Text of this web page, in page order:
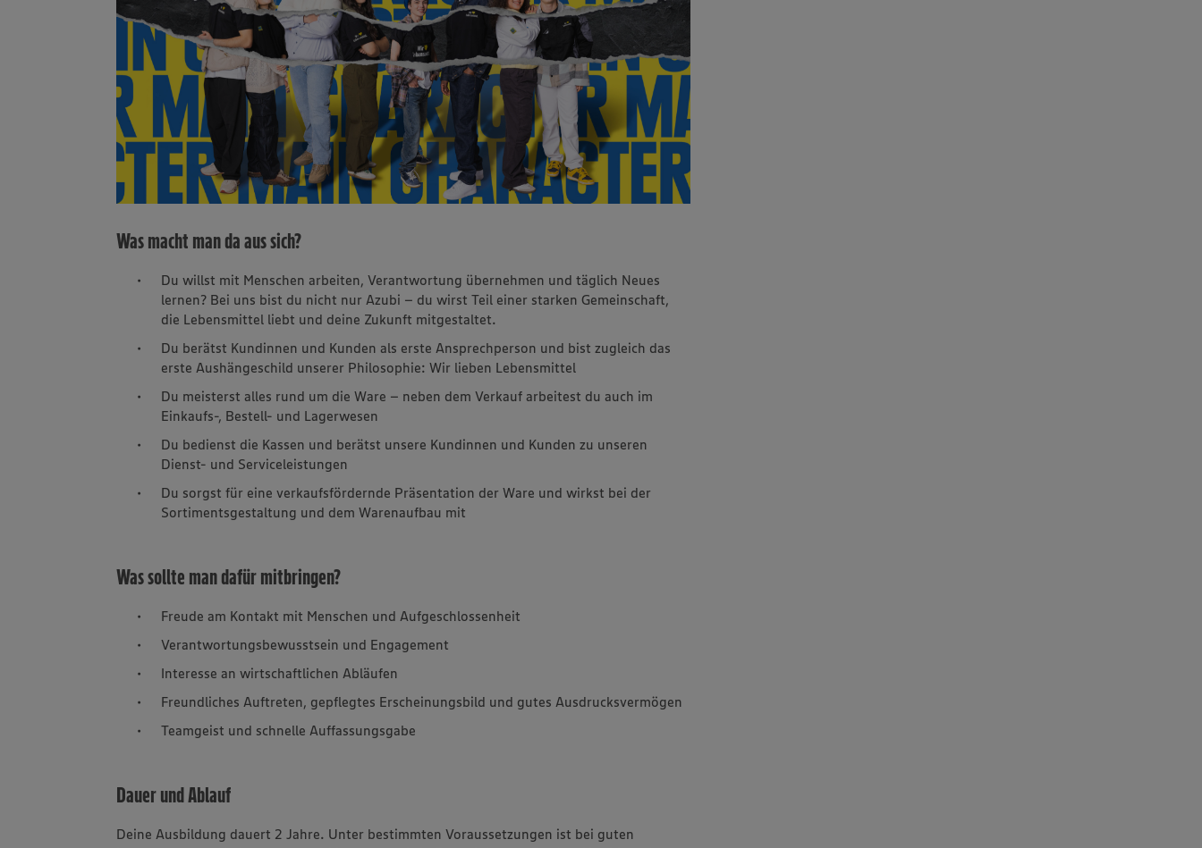
Was macht man da aus sich?
Du willst mit Menschen arbeiten, Verantwortung übernehmen und täglich Neues
lernen? Bei uns bist du nicht nur Azubi – du wirst Teil einer starken Gemeinschaft,
die Lebensmittel liebt und deine Zukunft mitgestaltet.
Du berätst Kundinnen und Kunden als erste Ansprechperson und bist zugleich das
erste Aushängeschild unserer Philosophie: Wir lieben Lebensmittel
Du meisterst alles rund um die Ware – neben dem Verkauf arbeitest du auch im
Einkaufs-, Bestell- und Lagerwesen
Du bedienst die Kassen und berätst unsere Kundinnen und Kunden zu unseren
Dienst- und Serviceleistungen
Du sorgst für eine verkaufsfördernde Präsentation der Ware und wirkst bei der
Sortimentsgestaltung und dem Warenaufbau mit
Was sollte man dafür mitbringen?
Freude am Kontakt mit Menschen und Aufgeschlossenheit
Verantwortungsbewusstsein und Engagement
Interesse an wirtschaftlichen Abläufen
Freundliches Auftreten, gepflegtes Erscheinungsbild und gutes Ausdrucksvermögen
Teamgeist und schnelle Auffassungsgabe
Dauer und Ablauf
Deine Ausbildung dauert 2 Jahre. Unter bestimmten Voraussetzungen ist bei guten